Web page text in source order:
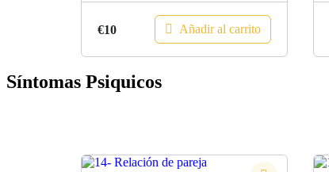
€10 Añadir al carrito
Síntomas Psiquicos